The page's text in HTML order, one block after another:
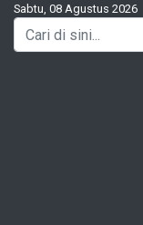
Sabtu, 08 Agustus 2026